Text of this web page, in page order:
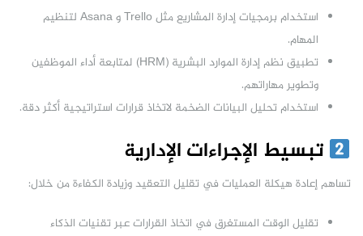
استخدام برمجيات إدارة المشاريع مثل Trello و Asana لتنظيم
المهام.
تطبيق نظم إدارة الموارد البشرية (HRM) لمتابعة أداء الموظفين
وتطوير مهاراتهم.
استخدام تحليل البيانات الضخمة لاتخاذ قرارات استراتيجية أكثر دقة.
تبسيط الإجراءات الإدارية
تساهم إعادة هيكلة العمليات في تقليل التعقيد وزيادة الكفاءة من خلال:
تقليل الوقت المستغرق في اتخاذ القرارات عبر تقنيات الذكاء